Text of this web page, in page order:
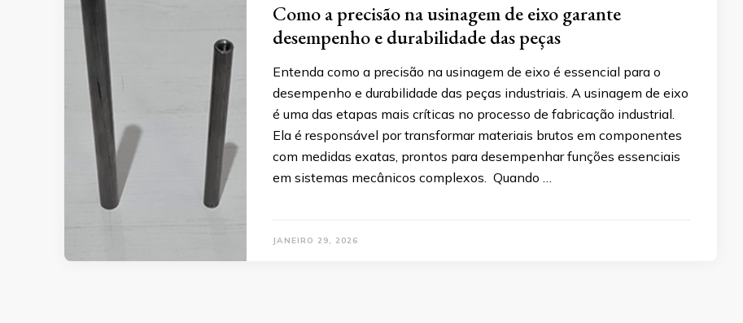
Como a precisão na usinagem de eixo garante
desempenho e durabilidade das peças
Entenda como a precisão na usinagem de eixo é essencial para o
desempenho e durabilidade das peças industriais. A usinagem de eixo
é uma das etapas mais críticas no processo de fabricação industrial.
Ela é responsável por transformar materiais brutos em componentes
com medidas exatas, prontos para desempenhar funções essenciais
em sistemas mecânicos complexos. Quando …
JANEIRO 29, 2026